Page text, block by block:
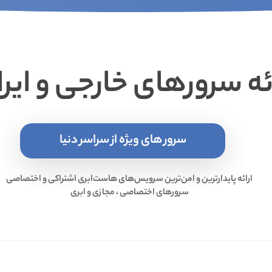
سرورهای خارجی و
سرور های ویژه از سراسر دنیا
ارائه پایدارترین و امن‌ترین سرویس‌های هاست‌ابری اشتراکی و اختصاصی
سرورهای اختصاصی ، مجازی و ابری